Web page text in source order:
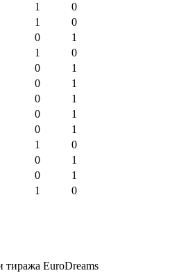
1
0
1
0
0
1
1
0
0
1
0
1
0
1
0
1
0
1
1
0
0
1
0
1
1 0
тиража EuroDreams